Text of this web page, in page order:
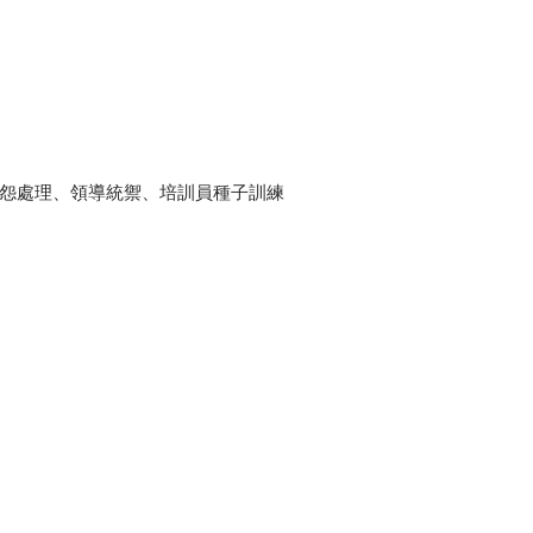
處理、領導統禦、培訓員種子訓練